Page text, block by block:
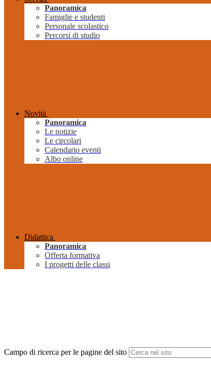
Panoramica
Famiglie e studenti
Personale scolastico
Percorsi di studio
Novità
Panoramica
Le notizie
Le circolari
Calendario eventi
Albo online
Didattica
Panoramica
Offerta formativa
I progetti delle classi
Campo di ricerca per le pagine del sito